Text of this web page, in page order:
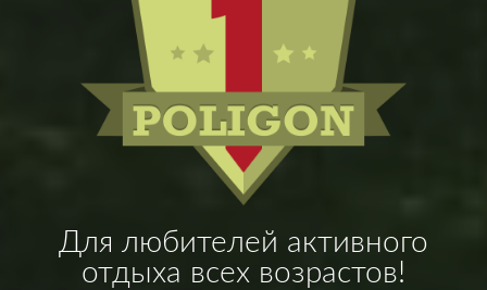
Для любителей активного
отдыха всех возрастов!